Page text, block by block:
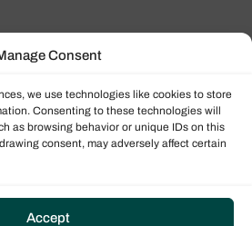
Consent
we use technologies like cookies to store
Consenting to these technologies will
as browsing behavior or unique IDs on this
consent, may adversely affect certain
Accept